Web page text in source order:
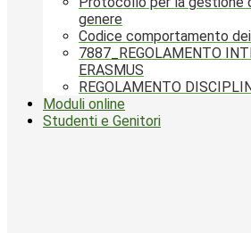
genere
Codice comportamento
7887_REGOLAMENTO
ERASMUS
REGOLAMENTO
Moduli online
Studenti e Genitori